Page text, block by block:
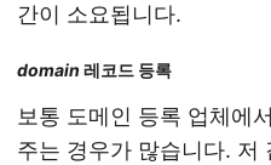
간이 소요됩니다.
domain 레코드 등록
보통 도메인 등록 업체에서
주는 경우가 많습니다. 저